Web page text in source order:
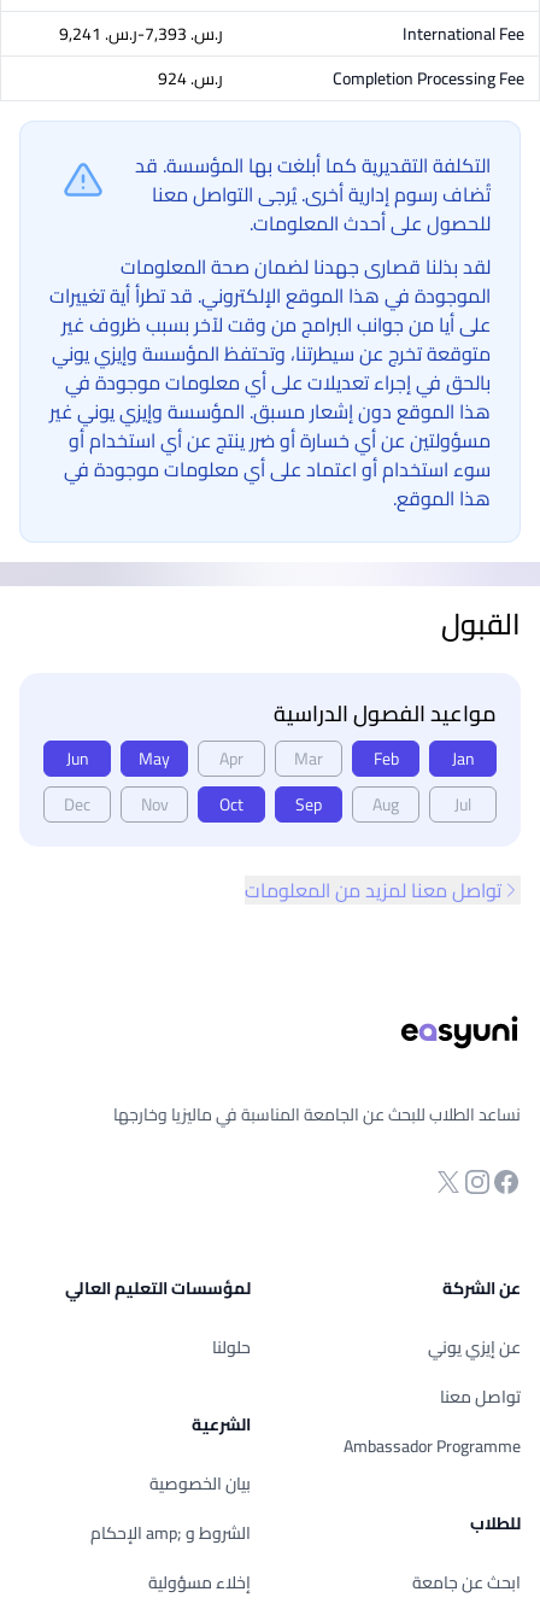
International Fee
ر.س.‏ 7,393-ر.س.‏ 9,241
Completion Processing Fee
ر.س.‏ 924
التكلفة التقديرية كما أبلغت بها المؤسسة. قد
تُضاف رسوم إدارية أخرى. يُرجى التواصل معنا
للحصول على أحدث المعلومات.
لقد بذلنا قصارى جهدنا لضمان صحة المعلومات
الموجودة في هذا الموقع الإلكتروني. قد تطرأ أية تغييرات
على أيا من جوانب البرامج من وقت لآخر بسبب ظروف غير
متوقعة تخرج عن سيطرتنا، وتحتفظ المؤسسة وإيزي يوني
بالحق في إجراء تعديلات على أي معلومات موجودة في
هذا الموقع دون إشعار مسبق. المؤسسة وإيزي يوني غير
مسؤولتين عن أي خسارة أو ضرر ينتج عن أي استخدام أو
سوء استخدام أو اعتماد على أي معلومات موجودة في
هذا الموقع.
القبول
مواعيد الفصول الدراسية
Jan
Feb
Mar
Apr
May
Jun
Jul
Aug
Sep
Oct
Nov
Dec
تواصل معنا لمزيد من المعلومات
نساعد الطلاب للبحث عن الجامعة المناسبة في ماليزيا وخارجها
صفحة الفيسبوك
انستجرام
Twitter
عن الشركة
عن إيزي يوني
تواصل معنا
Ambassador Programme
للطلاب
ابحث عن جامعة
لمؤسسات التعليم العالي
حلولنا
الشرعية
بيان الخصوصية
الشروط و ;amp الإحكام
إخلاء مسؤولية